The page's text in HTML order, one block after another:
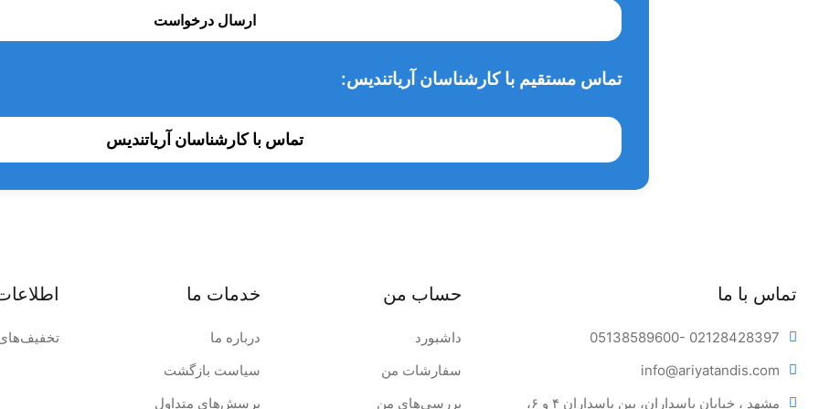
ارسال درخواست
تماس مستقیم با کارشناسان آریاتندیس:
تماس با کارشناسان آریاتندیس
تماس با ما
05138589600- 02128428397
info@ariyatandis.com
حساب من
داشبورد
سفارشات من
بررسی‌های من
خدمات ما
درباره ما
سیاست بازگشت
پرسش‌های متداول